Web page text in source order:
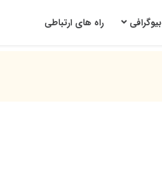
بیوگرافی راه های ارتباطی